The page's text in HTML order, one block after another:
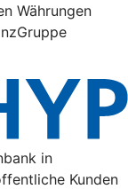
Währungen
in
Kunden